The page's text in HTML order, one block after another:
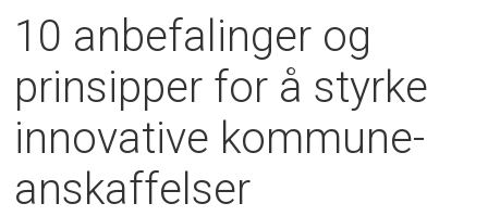
10 anbefalinger og
prinsipper for å styrke
innovative kommune-
anskaffelser